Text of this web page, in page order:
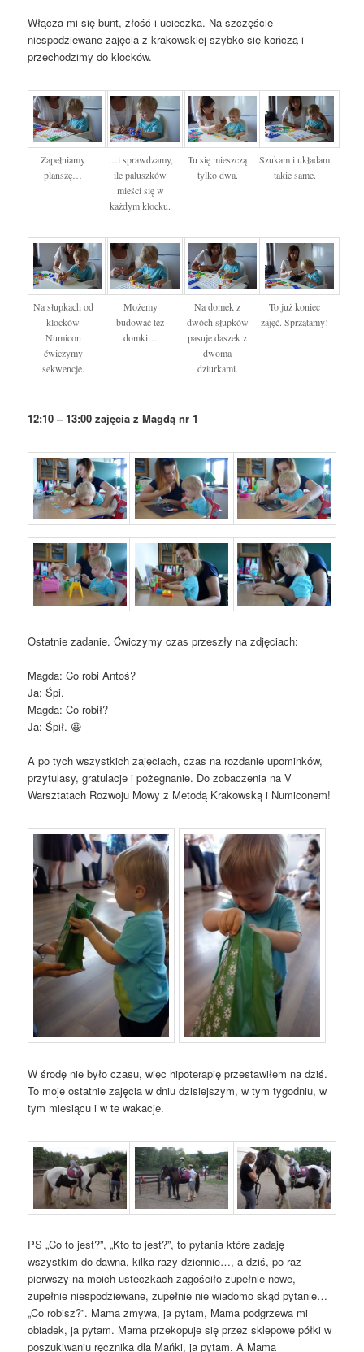
Włącza mi się bunt, złość i ucieczka. Na szczęście
niespodziewane zajęcia z krakowskiej szybko się kończą i
przechodzimy do klocków.
Zapełniamy
planszę…
…i sprawdzamy,
ile paluszków
mieści się w
każdym klocku.
Tu się mieszczą
tylko dwa.
Szukam i układam
takie same.
Na słupkach od
klocków
Numicon
ćwiczymy
sekwencje.
Możemy
budować też
domki…
Na domek z
dwóch słupków
pasuje daszek z
dwoma
dziurkami.
To już koniec
zajęć. Sprzątamy!
12:10 – 13:00 zajęcia z Magdą nr 1
Ostatnie zadanie. Ćwiczymy czas przeszły na zdjęciach:
Magda: Co robi Antoś?
Ja: Śpi.
Magda: Co robił?
Ja: Śpił. 😀
A po tych wszystkich zajęciach, czas na rozdanie upominków,
przytulasy, gratulacje i pożegnanie. Do zobaczenia na V
Warsztatach Rozwoju Mowy z Metodą Krakowską i Numiconem!
W środę nie było czasu, więc hipoterapię przestawiłem na dziś.
To moje ostatnie zajęcia w dniu dzisiejszym, w tym tygodniu, w
tym miesiącu i w te wakacje.
PS „Co to jest?”, „Kto to jest?”, to pytania które zadaję
wszystkim do dawna, kilka razy dziennie…, a dziś, po raz
pierwszy na moich usteczkach zagościło zupełnie nowe,
zupełnie niespodziewane, zupełnie nie wiadomo skąd pytanie…
„Co robisz?”. Mama zmywa, ja pytam, Mama podgrzewa mi
obiadek, ja pytam. Mama przekopuje się przez sklepowe półki w
poszukiwaniu ręcznika dla Mańki, ja pytam. A Mama